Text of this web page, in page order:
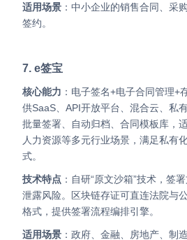
适用场景 ：中小企业的销售合同、采
签约。
7. e签宝
核心能力 ：电子签名+电子合同管理+
供SaaS、API开放平台、混合云、私
批量签署、自动归档、合同模板库，
人力资源等多元行业场景，满足私有
式。
技术特点 ：自研“原文沙箱”技术，签
泄露风险。区块链存证可直连法院与
格式，提供签署流程编排引擎。
适用场景 ：政府、金融、房地产、制